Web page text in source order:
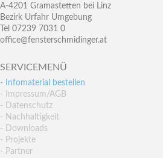
A-4201 Gramastetten bei Linz
Bezirk Urfahr Umgebung
Tel 07239 7031 0
office@fensterschmidinger.at
SERVICEMENÜ
- Infomaterial bestellen
- Impressum/AGB
- Datenschutz
- Nachhaltigkeit
- Downloads
- Projekte
- Partner